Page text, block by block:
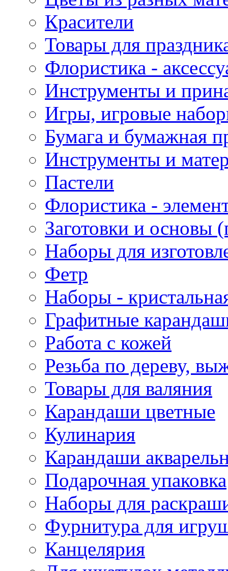
Красители
Товары для
Флористика -
Инструменты и
Игры, игровые
Бумага и бумажная
Инструменты и
Пастели
Флористика -
Заготовки и основы
Наборы для
Фетр
Наборы -
Графитные
Работа с кожей
Резьба по дереву,
Товары для валяния
Карандаши цветные
Кулинария
Карандаши
Подарочная упаковка
Наборы для
Фурнитура для
Канцелярия